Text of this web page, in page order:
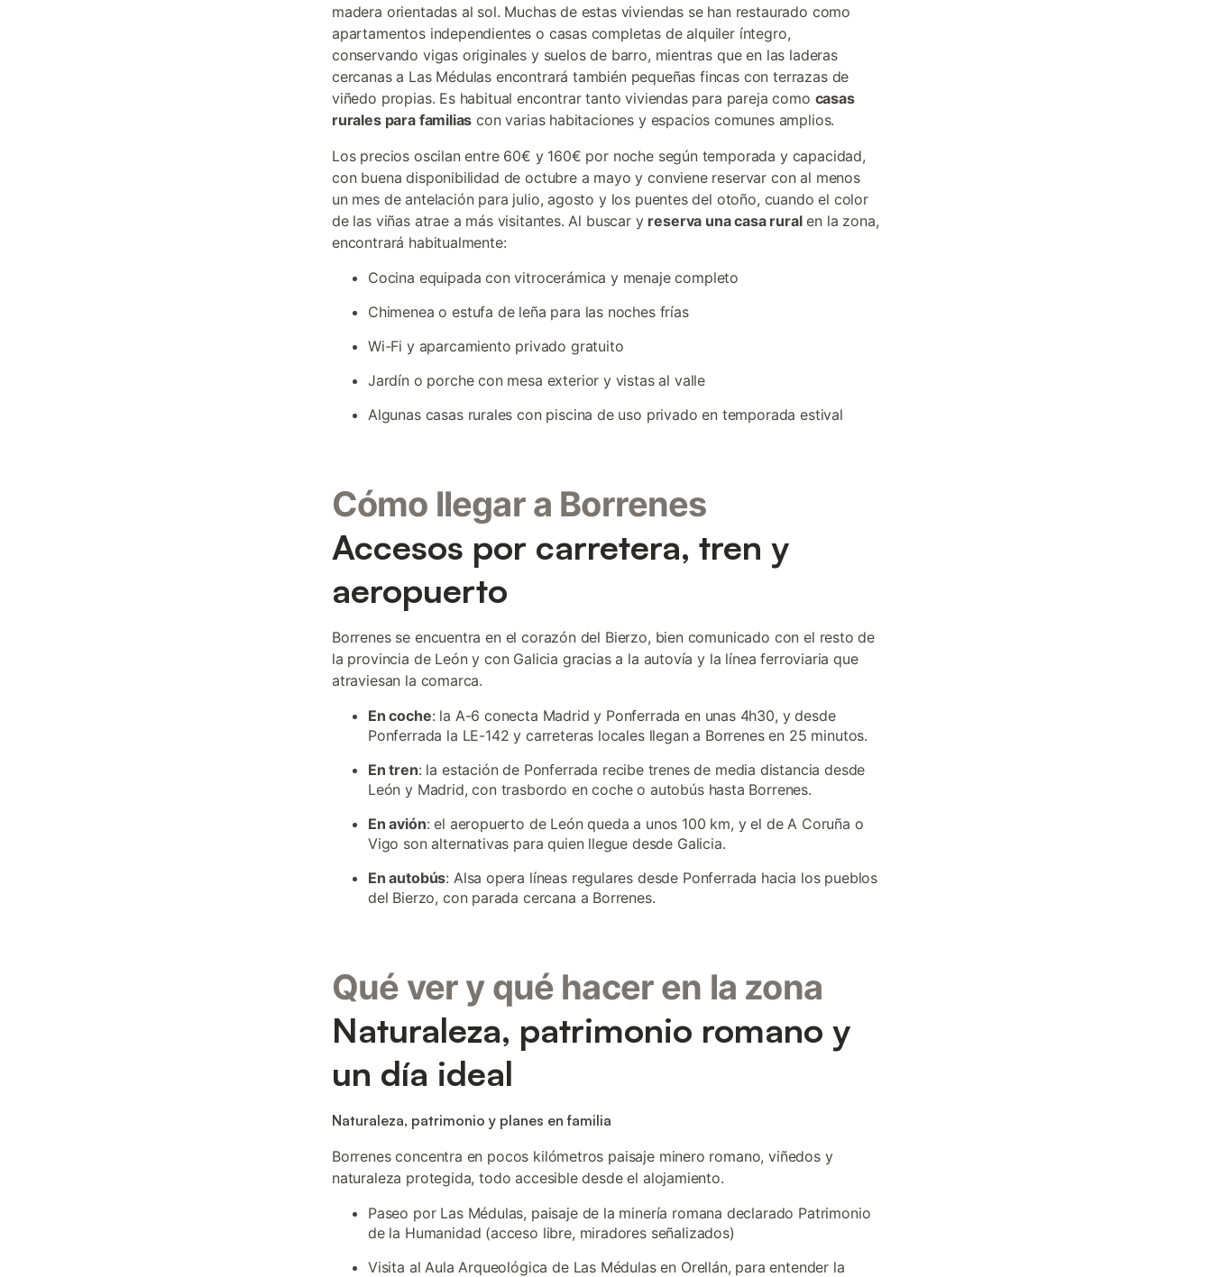
madera orientadas al sol. Muchas de estas viviendas se han restaurado como
apartamentos independientes o casas completas de alquiler íntegro,
conservando vigas originales y suelos de barro, mientras que en las laderas
cercanas a Las Médulas encontrará también pequeñas fincas con terrazas de
viñedo propias. Es habitual encontrar tanto viviendas para pareja como casas
rurales para familias con varias habitaciones y espacios comunes amplios.
Los precios oscilan entre 60€ y 160€ por noche según temporada y capacidad,
con buena disponibilidad de octubre a mayo y conviene reservar con al menos
un mes de antelación para julio, agosto y los puentes del otoño, cuando el color
de las viñas atrae a más visitantes. Al buscar y reserva una casa ruralen la zona,
encontrará habitualmente:
Cocina equipada con vitrocerámica y menaje completo
Chimenea o estufa de leña para las noches frías
Wi-Fi y aparcamiento privado gratuito
Jardín o porche con mesa exterior y vistas al valle
Algunas casas rurales con piscina de uso privado en temporada estival
Cómo llegar a Borrenes
Accesos por carretera, tren y
aeropuerto
Borrenes se encuentra en el corazón del Bierzo, bien comunicado con el resto de
la provincia de León y con Galicia gracias a la autovía y la línea ferroviaria que
atraviesan la comarca.
En coche: la A-6 conecta Madrid y Ponferrada en unas 4h30, y desde
Ponferrada la LE-142 y carreteras locales llegan a Borrenes en 25 minutos.
En tren: la estación de Ponferrada recibe trenes de media distancia desde
León y Madrid, con trasbordo en coche o autobús hasta Borrenes.
En avión: el aeropuerto de León queda a unos 100 km, y el de A Coruña o
Vigo son alternativas para quien llegue desde Galicia.
En autobús: Alsa opera líneas regulares desde Ponferrada hacia los pueblos
del Bierzo, con parada cercana a Borrenes.
Qué ver y qué hacer en la zona
Naturaleza, patrimonio romano y
un día ideal
Naturaleza, patrimonio y planes en familia
Borrenes concentra en pocos kilómetros paisaje minero romano, viñedos y
naturaleza protegida, todo accesible desde el alojamiento.
Paseo por Las Médulas, paisaje de la minería romana declarado Patrimonio
de la Humanidad (acceso libre, miradores señalizados)
Visita al Aula Arqueológica de Las Médulas en Orellán, para entender la